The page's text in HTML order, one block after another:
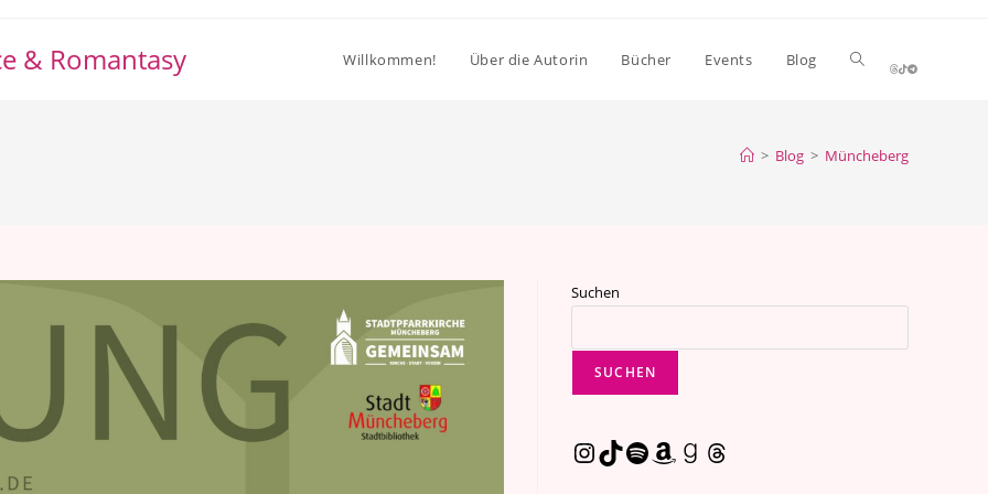
& Romantasy Willkommen! Über die Autorin Bücher Events Blog Website-
> Blog > Müncheberg
Suchen
SUCHEN
Instagram
TikTokSpotifyAmazonGoodreads